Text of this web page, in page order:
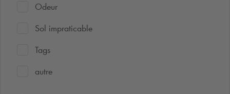
Odeur
Sol impraticable
Tags
autre